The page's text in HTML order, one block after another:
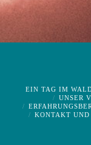
EIN TAG IM
UNSER
KONTAKT UND